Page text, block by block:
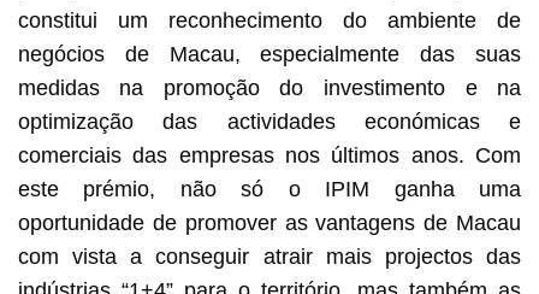
constitui um reconhecimento do ambiente de
negócios de Macau, especialmente das suas
medidas na promoção do investimento e na
optimização das actividades económicas e
comerciais das empresas nos últimos anos. Com
este prémio, não só o IPIM ganha uma
oportunidade de promover as vantagens de Macau
com vista a conseguir atrair mais projectos das